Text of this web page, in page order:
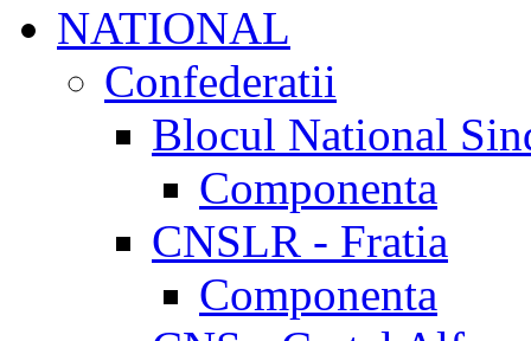
NATIONAL
Confederatii
Blocul National
Componenta
CNSLR - Fratia
Componenta